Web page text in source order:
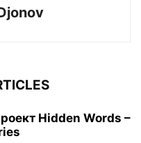
Hidden Words –